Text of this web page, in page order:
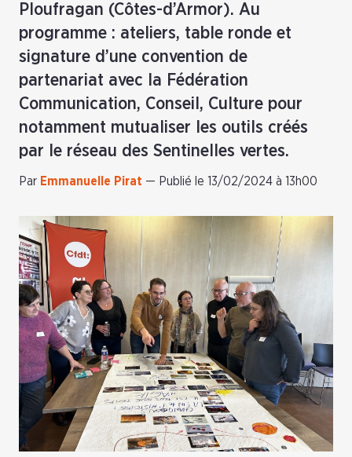
Ploufragan (Côtes-d’Armor). Au
programme : ateliers, table ronde et
signature d’une convention de
partenariat avec la Fédération
Communication, Conseil, Culture pour
notamment mutualiser les outils créés
par le réseau des Sentinelles vertes.
Par Emmanuelle Pirat — Publié le 13/02/2024 à 13h00